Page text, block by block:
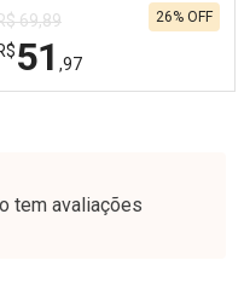
Por R$ 64,79/cada
69,89
51 ,97
26% OFF
Menos
tem avaliações